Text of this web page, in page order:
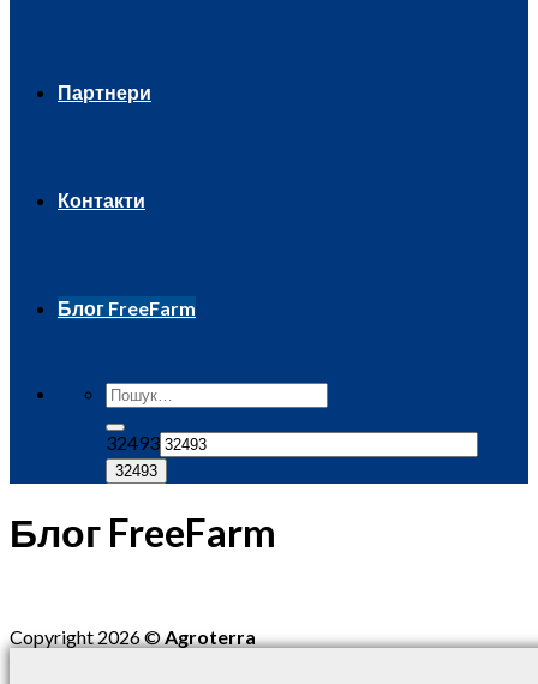
Партнери
Контакти
Блог FreeFarm
32493
Блог FreeFarm
Copyright 2026 ©Agroterra